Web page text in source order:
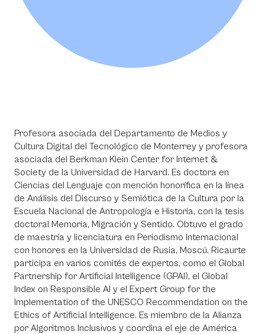
Profesora asociada del Departamento de Medios y
Cultura Digital del Tecnológico de Monterrey y profesora
asociada del Berkman Klein Center for Internet &
Society de la Universidad de Harvard. Es doctora en
Ciencias del Lenguaje con mención honorífica en la línea
de Análisis del Discurso y Semiótica de la Cultura por la
Escuela Nacional de Antropología e Historia, con la tesis
doctoral Memoria, Migración y Sentido. Obtuvo el grado
de maestría y licenciatura en Periodismo Internacional
con honores en la Universidad de Rusia, Moscú. Ricaurte
participa en varios comités de expertos, como el Global
Partnership for Artificial Intelligence (GPAI), el Global
Index on Responsible AI y el Expert Group for the
Implementation of the UNESCO Recommendation on the
Ethics of Artificial Intelligence. Es miembro de la Alianza
por Algoritmos Inclusivos y coordina el eje de América